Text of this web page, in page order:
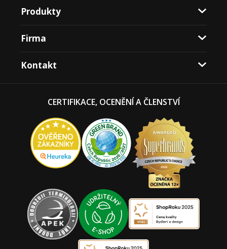
Produkty
Firma
Kontakt
CERTIFIKACE, OCENĚNÍ A ČLENSTVÍ